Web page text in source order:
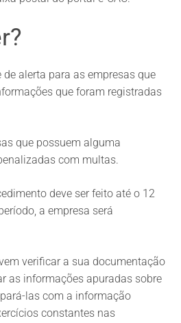
alerta para as empresas que
que foram registradas
que possuem alguma
com multas.
deve ser feito até o 12
a empresa será
verificar a sua documentação
as informações apuradas sobre
las com a informação
constantes nas